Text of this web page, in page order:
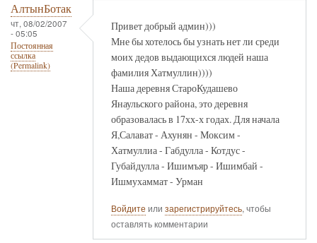
АлтынБотак
чт, 08/02/2007
- 05:05
Постоянная
ссылка
(Permalink)
Привет добрый админ)))
Мне бы хотелось бы узнать нет ли среди
моих дедов выдающихся людей наша
фамилия Хатмуллин))))
Наша деревня СтароКудашево
Янаульского района, это деревня
образовалась в 17хх-х годах. Для начала
Я,Салават - Ахунян - Моксим -
Хатмуллиа - Габдулла - Котдус -
Губайдулла - Ишимъяр - Ишимбай -
Ишмухаммат - Урман
Войдите или зарегистрируйтесь, чтобы
оставлять комментарии